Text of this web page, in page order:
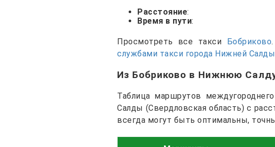
Расстояние:
Время в пути:
Просмотреть все такси Бобриково
службами такси города Нижней Салды
Из Бобриково в Нижнюю
Таблица маршрутов
Салды (Свердловская область) с
всегда могут быть оптимальны,